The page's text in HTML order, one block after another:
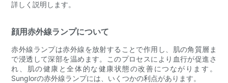
詳しく説明します。
顔用赤外線ランプについて
赤外線ランプは赤外線を放射することで作用し、肌の角質層ま
で浸透して深部を温めます。このプロセスにより血行が促進さ
れ、肌の健康と全体的な健康状態の改善につながります。
Sunglorの赤外線ランプには、いくつかの利点があります。